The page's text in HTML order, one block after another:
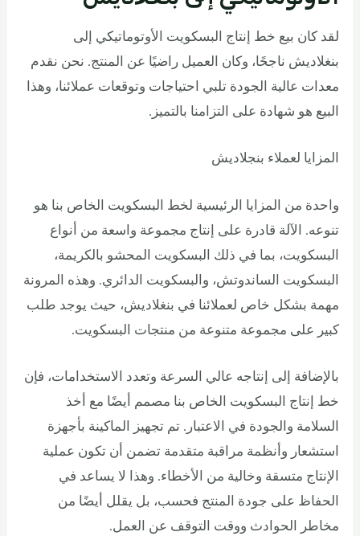
لقد كان بيع خط إنتاج البسكويت الأوتوماتيكي إلى
بنغلاديش ناجحًا، وكان العميل راضيًا عن المنتج. نحن نقدم
معدات عالية الجودة تلبي احتياجات وتوقعات عملائنا، وهذا
البيع هو شهادة على التزامنا بالتميز.
المزايا لعملاء بنجلاديش
واحدة من المزايا الرئيسية لخط البسكويت الخاص بنا هو
تنوعه. الآلة قادرة على إنتاج مجموعة واسعة من أنواع
البسكويت، بما في ذلك البسكويت المحشو بالكريمة،
البسكويت الساندوتش، والبسكويت الدائري. وهذه المرونة
مهمة بشكل خاص لعملائنا في بنغلاديش، حيث يوجد طلب
كبير على مجموعة متنوعة من منتجات البسكويت.
بالإضافة إلى إنتاجه عالي السرعة وتعدد الاستخدامات، فإن
خط إنتاج البسكويت الخاص بنا مصمم أيضًا مع أخذ
السلامة والجودة في الاعتبار. تم تجهيز الماكينة بأجهزة
استشعار وأنظمة مراقبة متقدمة تضمن أن تكون عملية
الإنتاج متسقة وخالية من الأخطاء. وهذا لا يساعد في
الحفاظ على جودة المنتج فحسب، بل يقلل أيضًا من
مخاطر الحوادث ووقت التوقف عن العمل.